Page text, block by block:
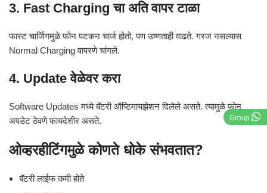
Group
3. Fast Charging चा अति वापर टाळा
फास्ट चार्जिंगमुळे फोन पटकन चार्ज होतो, पण उष्णताही वाढते. गरज नसल्यास
Normal Charging वापरणे चांगले.
4. Update वेळेवर करा
Software Updates मध्ये बॅटरी ऑप्टिमायझेशन दिलेले असते. त्यामुळे फोन
अपडेट ठेवणे फायदेशीर असते.
ओव्हरहीटिंगमुळे कोणते धोके संभवतात?
बॅटरी लाईफ कमी होते